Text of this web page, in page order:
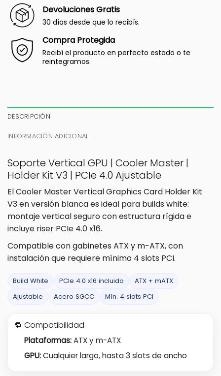
Devoluciones Gratis
30 días desde que lo recibís.
Compra Protegida
Recibí el producto en perfecto estado o te
reintegramos.
DESCRIPCIÓN
INFORMACIÓN ADICIONAL
Soporte Vertical GPU | Cooler Master |
Holder Kit V3 | PCIe 4.0 Ajustable
El Cooler Master Vertical Graphics Card Holder Kit
V3 en versión blanca es ideal para builds white:
montaje vertical seguro con estructura rígida e
incluye riser PCIe 4.0 x16.
Compatible con gabinetes ATX y m-ATX, con
instalación que requiere mínimo 4 slots PCI.
Build White PCIe 4.0 x16 incluido
ATX + mATX
Ajustable
Acero SGCC Mín. 4 slots PCI
🔁 Compatibilidad
Plataformas:ATX y m-ATX
GPU:Cualquier largo, hasta 3 slots de ancho